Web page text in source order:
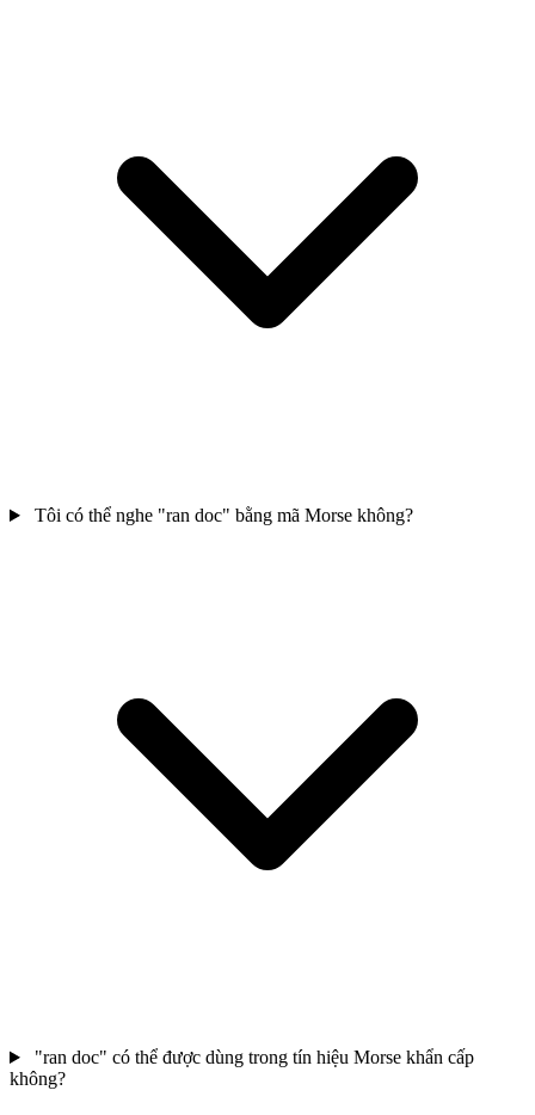
Tôi có thể nghe "ran doc" bằng mã Morse không?
"ran doc" có thể được dùng trong tín hiệu Morse khẩn cấp
không?